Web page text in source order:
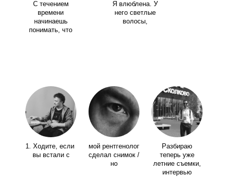
С течением
времени
начинаешь
понимать, что
Я влюблена. У
него светлые
волосы,
1. Ходите, если
вы встали с
мой рентгенолог
сделал снимок /
но
Разбираю
теперь уже
летние съемки,
интервью